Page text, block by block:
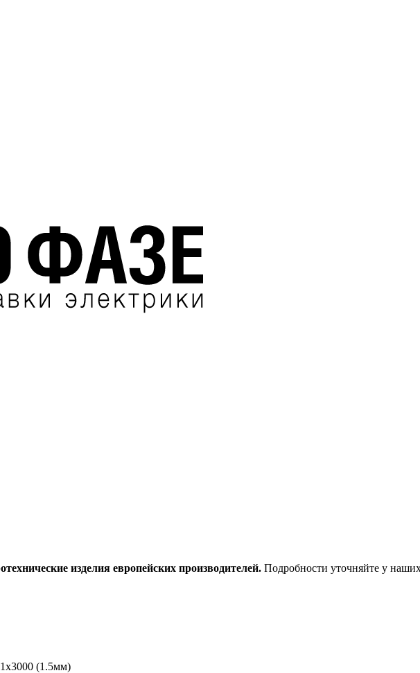
изделия европейских производителей. Подробности уточняйте у
(1.5мм)